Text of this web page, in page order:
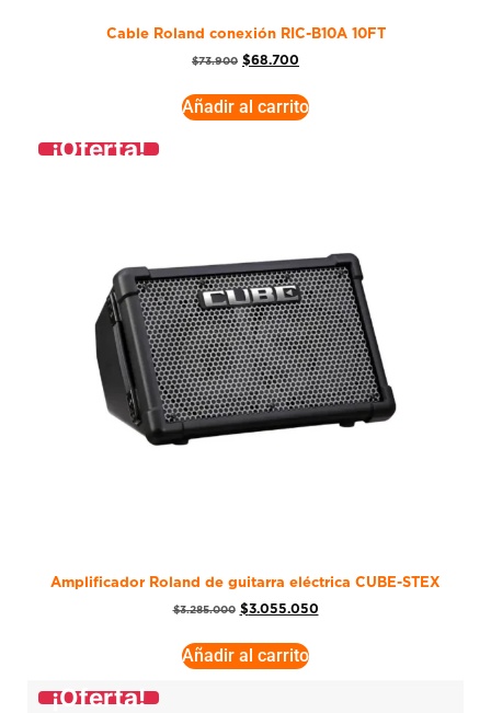
Cable Roland conexión RIC-B10A 10FT
$73.900 $68.700
Añadir al carrito
¡Oferta!
Amplificador Roland de guitarra eléctrica CUBE-STEX
$3.285.000 $3.055.050
Añadir al carrito
¡Oferta!